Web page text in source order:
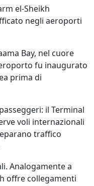
el-Sheikh
negli aeroporti
Bay, nel cuore
fu inaugurato
prima di
il Terminal
voli internazionali
traffico
Analogamente a
offre collegamenti